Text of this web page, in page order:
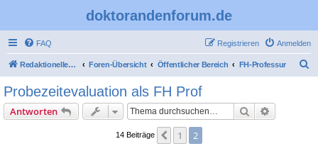
doktorandenforum.de
FAQ Anmelden
Registrieren
Redaktioneller Teil Foren-Übersicht Öffentlicher Bereich FH-Professur
Probezeitevaluation als FH Prof
Antworten Suche
14 Beiträge Vorherige
1 2